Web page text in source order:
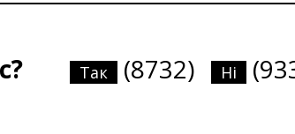
Так (8732) Ні